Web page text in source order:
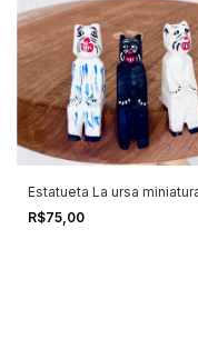
Estatueta La ursa
R$75,00